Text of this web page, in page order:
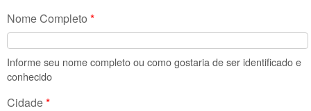
Nome Completo *
Informe seu nome completo ou como gostaria de ser identificado e
conhecido
Cidade*